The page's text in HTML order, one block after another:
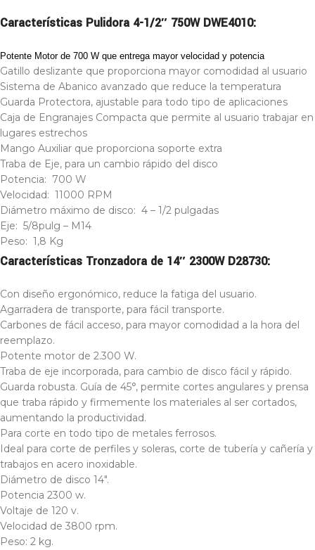
Características Pulidora 4-1/2″ 750W DWE4010:
Potente Motor de 700 W que entrega mayor velocidad y potencia
Gatillo deslizante que proporciona mayor comodidad al usuario
Sistema de Abanico avanzado que reduce la temperatura
Guarda Protectora, ajustable para todo tipo de aplicaciones
Caja de Engranajes Compacta que permite al usuario trabajar en
lugares estrechos
Mango Auxiliar que proporciona soporte extra
Traba de Eje, para un cambio rápido del disco
Potencia: 700 W
Velocidad: 11000 RPM
Diámetro máximo de disco: 4 – 1/2 pulgadas
Eje: 5/8pulg – M14
Peso: 1,8 Kg
Características Tronzadora de 14″ 2300W D28730:
Con diseño ergonómico, reduce la fatiga del usuario.
Agarradera de transporte, para fácil transporte.
Carbones de fácil acceso, para mayor comodidad a la hora del
reemplazo.
Potente motor de 2.300 W.
Traba de eje incorporada, para cambio de disco fácil y rápido.
Guarda robusta. Guía de 45°, permite cortes angulares y prensa
que traba rápido y firmemente los materiales al ser cortados,
aumentando la productividad.
Para corte en todo tipo de metales ferrosos.
Ideal para corte de perfiles y soleras, corte de tubería y cañería y
trabajos en acero inoxidable.
Diámetro de disco 14″.
Potencia 2300 w.
Voltaje de 120 v.
Velocidad de 3800 rpm.
Peso: 2 kg.